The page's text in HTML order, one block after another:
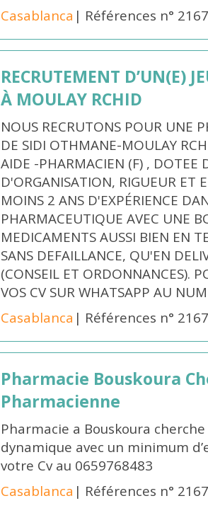
Casablanca | Références n°
RECRUTEMENT D’UN(E)
À MOULAY RCHID
NOUS RECRUTONS POUR UNE
DE SIDI OTHMANE-MOULAY
AIDE -PHARMACIEN (F) , DOTEE
D'ORGANISATION, RIGUEUR ET
MOINS 2 ANS D'EXPÉRIENCE
PHARMACEUTIQUE AVEC UNE
MEDICAMENTS AUSSI BIEN EN
SANS DEFAILLANCE, QU'EN
(CONSEIL ET ORDONNANCES).
VOS CV SUR WHATSAPP AU
Casablanca | Références n°
Pharmacie Bouskoura
Pharmacienne
Pharmacie a Bouskoura
dynamique avec un minimum
votre Cv au 0659768483
Casablanca | Références n°